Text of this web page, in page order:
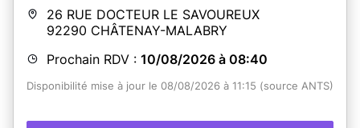
26 RUE DOCTEUR LE SAVOUREUX
92290 CHÂTENAY-MALABRY
Prochain RDV : 10/08/2026 à 08:40
Disponibilité mise à jour le 08/08/2026 à 11:15 (source ANTS)